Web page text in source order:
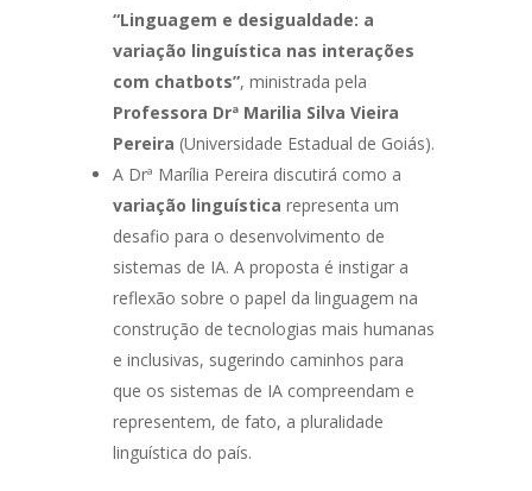
“Linguagem e desigualdade: a
variação linguística nas interações
com chatbots”, ministrada pela
Professora Drª Marilia Silva Vieira
Pereira (Universidade Estadual de Goiás).
A Drª Marília Pereira discutirá como a
variação linguística representa um
desafio para o desenvolvimento de
sistemas de IA. A proposta é instigar a
reflexão sobre o papel da linguagem na
construção de tecnologias mais humanas
e inclusivas, sugerindo caminhos para
que os sistemas de IA compreendam e
representem, de fato, a pluralidade
linguística do país.